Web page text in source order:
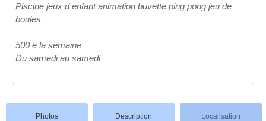
Piscine jeux d enfant animation buvette ping pong jeu de
boules
500 e la semaine
Du samedi au samedi
Photos Description Localisation